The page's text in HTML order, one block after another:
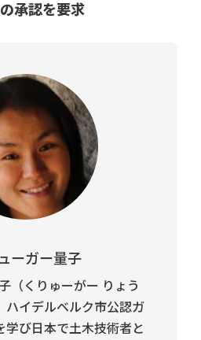
承認を要求
ーガー量子
（くりゅーがー りょう
ハイデルベルク市公認ガ
学び日本で土木技術者と